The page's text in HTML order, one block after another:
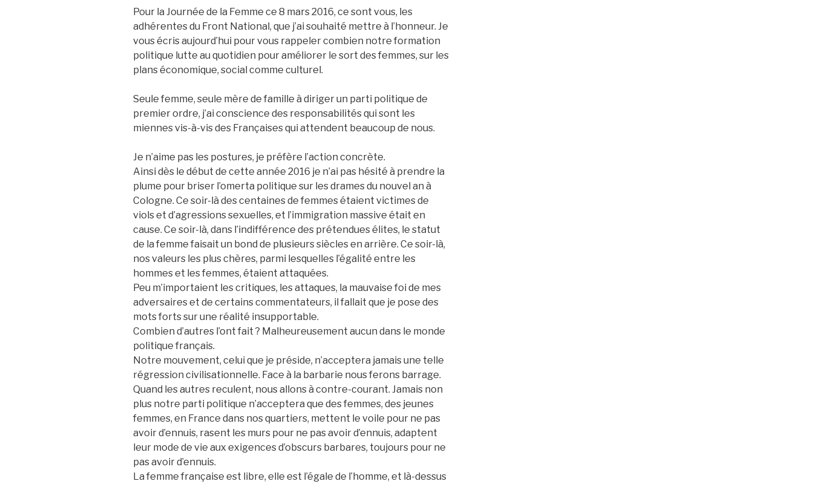
Pour la Journée de la Femme ce 8 mars 2016, ce sont vous, les
adhérentes du Front National, que j’ai souhaité mettre à l’honneur. Je
vous écris aujourd’hui pour vous rappeler combien notre formation
politique lutte au quotidien pour améliorer le sort des femmes, sur les
plans économique, social comme culturel.
Seule femme, seule mère de famille à diriger un parti politique de
premier ordre, j’ai conscience des responsabilités qui sont les
miennes vis-à-vis des Françaises qui attendent beaucoup de nous.
Je n’aime pas les postures, je préfère l’action concrète.
Ainsi dès le début de cette année 2016 je n’ai pas hésité à prendre la
plume pour briser l’omerta politique sur les drames du nouvel an à
Cologne. Ce soir-là des centaines de femmes étaient victimes de
viols et d’agressions sexuelles, et l’immigration massive était en
cause. Ce soir-là, dans l’indifférence des prétendues élites, le statut
de la femme faisait un bond de plusieurs siècles en arrière. Ce soir-là,
nos valeurs les plus chères, parmi lesquelles l’égalité entre les
hommes et les femmes, étaient attaquées.
Peu m’importaient les critiques, les attaques, la mauvaise foi de mes
adversaires et de certains commentateurs, il fallait que je pose des
mots forts sur une réalité insupportable.
Combien d’autres l’ont fait ? Malheureusement aucun dans le monde
politique français.
Notre mouvement, celui que je préside, n’acceptera jamais une telle
régression civilisationnelle. Face à la barbarie nous ferons barrage.
Quand les autres reculent, nous allons à contre-courant. Jamais non
plus notre parti politique n’acceptera que des femmes, des jeunes
femmes, en France dans nos quartiers, mettent le voile pour ne pas
avoir d’ennuis, rasent les murs pour ne pas avoir d’ennuis, adaptent
leur mode de vie aux exigences d’obscurs barbares, toujours pour ne
pas avoir d’ennuis.
La femme française est libre, elle est l’égale de l’homme, et là-dessus